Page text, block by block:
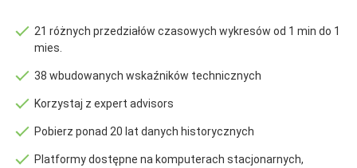
21 różnych przedziałów czasowych wykresów od 1 min do 1
mies.
38 wbudowanych wskaźników technicznych
Korzystaj z expert advisors
Pobierz ponad 20 lat danych historycznych
Platformy dostępne na komputerach stacjonarnych,